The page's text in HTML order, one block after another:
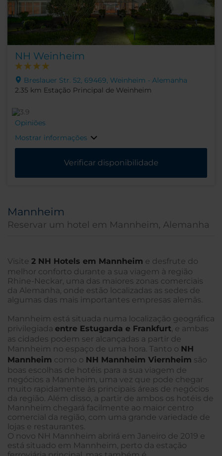
NH Weinheim
Breslauer Str. 52, 69469, Weinheim - Alemanha
2.35 km Estação Principal de Weinheim
Opiniões
Mostrar informações
Verificar disponibilidade
Mannheim
Reservar um hotel em Mannheim, Alemanha
Visite 2 NH Hotels em Mannheim e desfrute do
melhor conforto durante a sua viagem à região
Rhine-Neckar, uma das maiores zonas comerciais
da Alemanha, onde estão localizadas as sedes de
algumas das mais importantes empresas alemãs.
Mannheim está situada numa localização geográfica
privilegiada entre Estugarda e Frankfurt , e ambas
as cidades podem ser alcançadas a partir de
Mannheim no espaço de uma hora. Tanto o NH
Mannheim como o NH Mannheim Viernheim são
boas escolhas de hotéis para a sua viagem de
negócios a Mannheim, uma vez que pode chegar
muito rapidamente às principais áreas de negócios
da região. Além disso, a partir de ambos os hotéis de
Mannheim chegará facilmente ao maior centro
comercial da região, com uma grande variedade de
lojas e restaurantes.
O novo NH Mannheim abrirá em Janeiro de 2019 e
está situado em Mannheim, perto da estação